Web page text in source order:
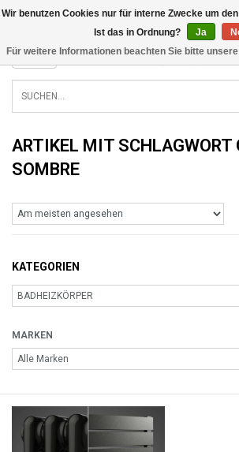
MENU
ARTIKEL MIT SCHLAGWORT
SOMBRE
KATEGORIEN
MARKEN
Wir benutzen Cookies nur für interne Zwecke um
Ist das in Ordnung?
Ja
Für weitere Informationen beachten Sie bitte